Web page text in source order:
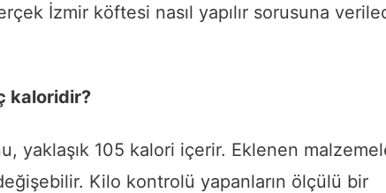
İzmir köftesi nasıl yapılır sorusuna
kaloridir?
yaklaşık 105 kalori içerir. Eklenen
Kilo kontrolü yapanların ölçülü bir